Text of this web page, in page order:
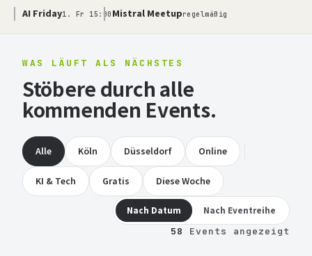
AI Friday1. Fr 15:00 Mistral Meetupregelmäßig
WAS LÄUFT ALS NÄCHSTES
Stöbere durch alle
kommenden Events.
Alle Köln Düsseldorf Online
KI & Tech Gratis Diese Woche
Nach Datum
Nach Eventreihe
58
Events angezeigt